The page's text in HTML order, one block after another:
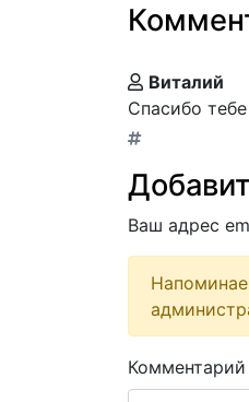
Виталий
Спасибо
Ваш адрес
Комментарий